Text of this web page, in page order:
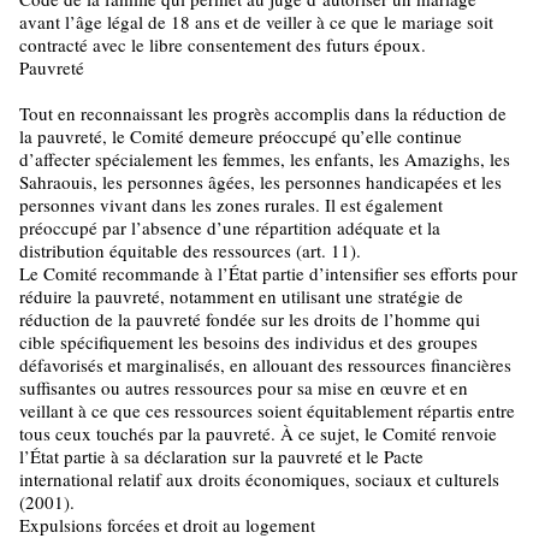
avant l’âge légal de 18 ans et de veiller à ce que le mariage soit
contracté avec le libre consentement des futurs époux.
Pauvreté
Tout en reconnaissant les progrès accomplis dans la réduction de
la pauvreté, le Comité demeure préoccupé qu’elle continue
d’affecter spécialement les femmes, les enfants, les Amazighs, les
Sahraouis, les personnes âgées, les personnes handicapées et les
personnes vivant dans les zones rurales. Il est également
préoccupé par l’absence d’une répartition adéquate et la
distribution équitable des ressources (art. 11).
Le Comité recommande à l’État partie d’intensifier ses efforts pour
réduire la pauvreté, notamment en utilisant une stratégie de
réduction de la pauvreté fondée sur les droits de l’homme qui
cible spécifiquement les besoins des individus et des groupes
défavorisés et marginalisés, en allouant des ressources financières
suffisantes ou autres ressources pour sa mise en œuvre et en
veillant à ce que ces ressources soient équitablement répartis entre
tous ceux touchés par la pauvreté. À ce sujet, le Comité renvoie
l’État partie à sa déclaration sur la pauvreté et le Pacte
international relatif aux droits économiques, sociaux et culturels
(2001).
Expulsions forcées et droit au logement